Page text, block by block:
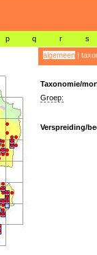
p q r s
algemeen|
Taxonomie/
Groep:
Verspreiding/